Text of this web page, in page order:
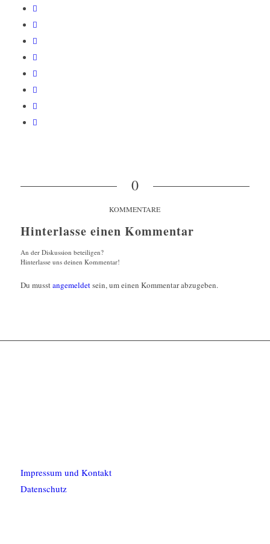
0
KOMMENTARE
Hinterlasse einen Kommentar
An der Diskussion beteiligen?
Hinterlasse uns deinen Kommentar!
Du musstangemeldetsein, um einen Kommentar abzugeben.
Impressum und Kontakt
Datenschutz